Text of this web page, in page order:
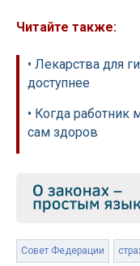
Читайте также:
• Лекарства для
доступнее
• Когда работник
сам здоров
Совет Федерации